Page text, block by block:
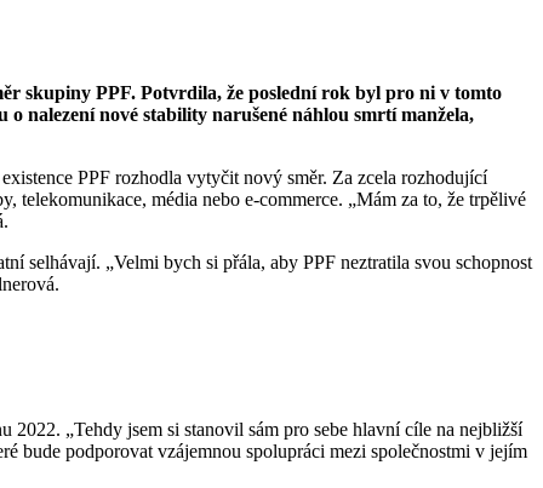
skupiny PPF. Potvrdila, že poslední rok byl pro ni v tomto
nalezení nové stability narušené náhlou smrtí manžela,
PPF rozhodla vytyčit nový směr. Za zcela rozhodující
telekomunikace, média nebo e-commerce. „Mám za to, že trpělivé
selhávají. „Velmi bych si přála, aby PPF neztratila svou schopnost
„Tehdy jsem si stanovil sám pro sebe hlavní cíle na nejbližší
bude podporovat vzájemnou spolupráci mezi společnostmi v jejím